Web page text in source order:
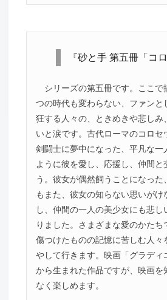
『砂と手 第五冊「コ
シリーズの第五冊です。ここで
つの時代も変わらない、ファンと
狂する人々の、ときめきや悲しみ
いと涙です。古代ローマのコロセ
剣闘士に夢中になった、平凡な一
ように彼を愛し、応援し、仲間と
う。彼女が偶然飼うことになった
もまた、彼女の知らない思いがけ
し、仲間の一人の美少女にも悲し
りました。さまざまな愛のかたち
傷つけたものの記憶に苦しむ人々
やして行きます。映画「グラディ
から生まれた作品ですが、映画を
なく楽しめます。